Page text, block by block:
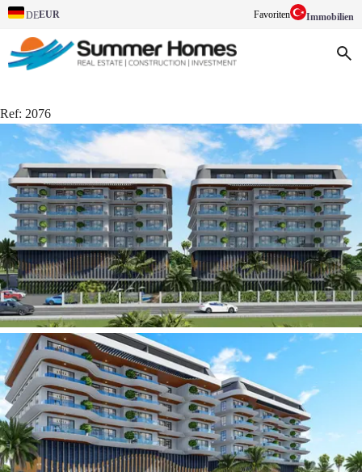
DEEUR Favoriten Immobilien
Ref: 2076